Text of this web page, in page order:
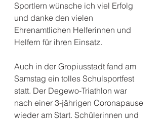
Sportlern wünsche ich viel Erfolg
und danke den vielen
Ehrenamtlichen Helferinnen und
Helfern für ihren Einsatz.
Auch in der Gropiusstadt fand am
Samstag ein tolles Schulsportfest
statt. Der Degewo-Triathlon war
nach einer 3-jährigen Coronapause
wieder am Start. Schülerinnen und